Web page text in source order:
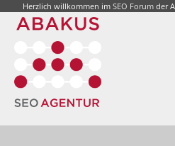
Herzlich willkommen im SEO Forumder